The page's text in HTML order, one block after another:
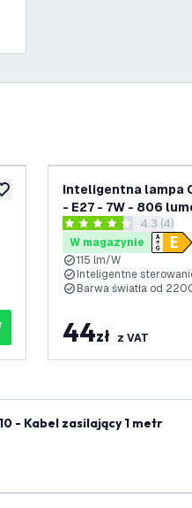
do listy życzeń
Inteligentna lampa
- E27 - 7W - 806
- 4000K otwórz
4.3 Gwiazdki oceny
4.3 (4)
W magazynie
115 lm/W
Inteligentne
Barwa światła od
44zł z VAT
- Kabel zasilający 1 metr